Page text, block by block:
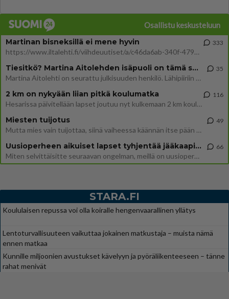
Osallistu keskusteluun
Martinan bisneksillä ei mene hyvin
https://www.iltalehti.fi/viihdeuutiset/a/c46da6ab-340f-4790-aaa7-0865eed2336 Yrityksen konkurssihakemus on tullut kärä
333
Tiesitkö? Martina Aitolehden isäpuoli on tämä suosittu laulaja
Martina Aitolehti on seurattu julkisuuden henkilö. Lähipiiriin mahtuu muitakin tunnettuja henkilöitä. Tiesitkö, että Ma
35
2 km on nykyään liian pitkä koulumatka
Hesarissa päivitellään lapset joutuu nyt kulkemaan 2 km kouluun jösses. Ruostefillarilla tuo matka menee vaikka miten äk
116
Miesten tuijotus
Mutta mies vain tuijottaa, siinä vaiheessa käännän itse pään pois. Mikä juttu? Yleensä jos joku tuijottaa tai katsoo, hä
49
Uusioperheen aikuiset lapset tyhjentää jääkaapin käydessään
Miten selvittäisitte seuraavan ongelman, meillä on uusioperhe, minulla teini-ikäiset lapset ja puolisolla aikuiset, jotk
66
STARA.FI
Koululaisen repussa voi olla koiralle hengenvaarallinen yllätys
Lentoturvallisuuteen vaikuttaa jokainen matkustaja – muista nämä
ennen matkaa
Kunnille miljoonien avustukset kävelyyn ja pyöräliikenteeseen – tänne
rahat menivät